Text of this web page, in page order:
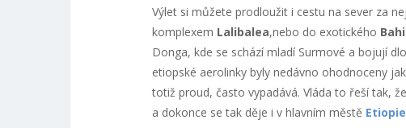
Výlet si můžete prodloužit i cestu na sever za
komplexem Lalibalea,nebo do exotického
Donga, kde se schází mladí Surmové a bojují
etiopské aerolinky byly nedávno ohodnoceny
totiž proud, často vypadává. Vláda to řeší tak,
a dokonce se tak děje i v hlavním městě Etiopie